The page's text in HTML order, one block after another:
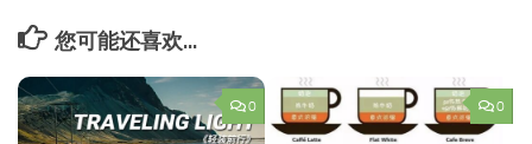
您可能还喜欢...
0 0